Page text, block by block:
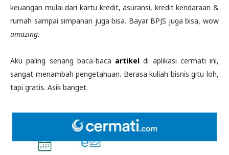
keuangan mulai dari kartu kredit, asuransi, kredit kendaraan &
rumah sampai simpanan juga bisa. Bayar BPJS juga bisa, wow
amazing.
Aku paling senang baca-baca artikel di aplikasi cermati ini,
sangat menambah pengetahuan. Berasa kuliah bisnis gitu loh,
tapi gratis. Asik banget.